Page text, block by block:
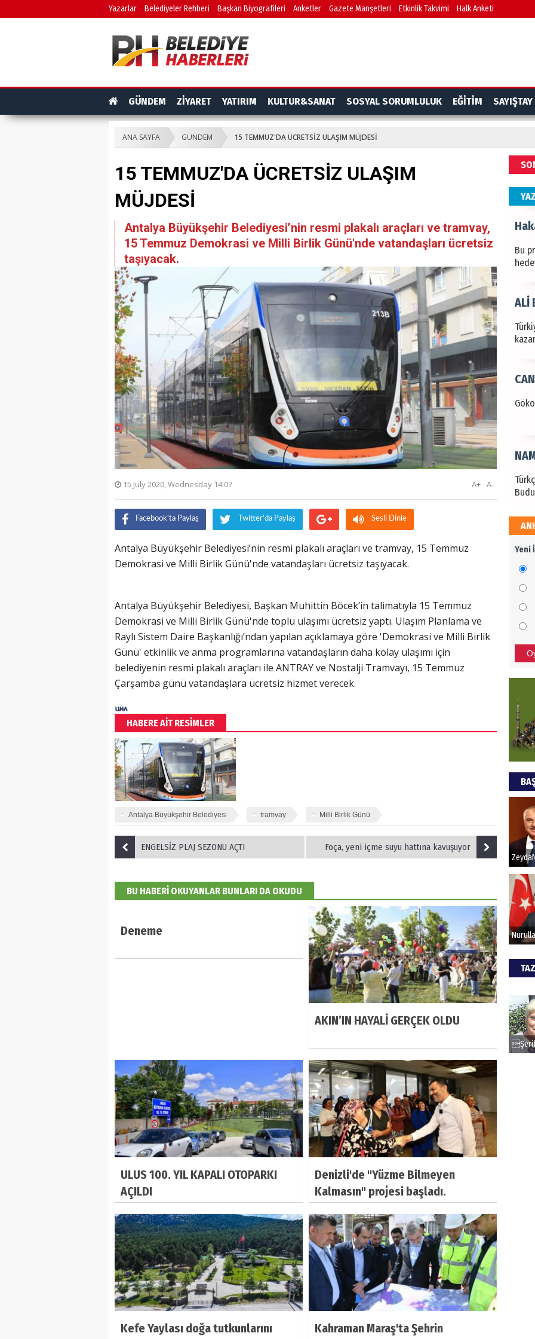
Yazarlar Belediyeler Rehberi Başkan Biyografileri Anketler Gazete Manşetleri Etkinlik Takvimi Halk Anketi
GÜNDEM ZİYARET YATIRIM KULTUR&SANAT SOSYAL SORUMLULUK EĞİTİM SAYIŞTAY
ANA SAYFA GÜNDEM 15 TEMMUZ'DA ÜCRETSİZ ULAŞIM MÜJDESİ
15 TEMMUZ'DA ÜCRETSİZ ULAŞIM
MÜJDESİ
Antalya Büyükşehir Belediyesi’nin resmi plakalı araçları ve tramvay,
15 Temmuz Demokrasi ve Milli Birlik Günü'nde vatandaşları ücretsiz
taşıyacak.
15 July 2020, Wednesday 14:07 A-
A+
Facebook'ta Paylaş Twitter'da Paylaş Sesli Dinle
Antalya Büyükşehir Belediyesi’nin resmi plakalı araçları ve tramvay, 15 Temmuz
Demokrasi ve Milli Birlik Günü'nde vatandaşları ücretsiz taşıyacak.
Antalya Büyükşehir Belediyesi, Başkan Muhittin Böcek’in talimatıyla 15 Temmuz
Demokrasi ve Milli Birlik Günü'nde toplu ulaşımı ücretsiz yaptı. Ulaşım Planlama ve
Raylı Sistem Daire Başkanlığı’ndan yapılan açıklamaya göre 'Demokrasi ve Milli Birlik
Günü' etkinlik ve anma programlarına vatandaşların daha kolay ulaşımı için
belediyenin resmi plakalı araçları ile ANTRAY ve Nostalji Tramvayı, 15 Temmuz
Çarşamba günü vatandaşlara ücretsiz hizmet verecek.
HABERE AİT RESİMLER
Antalya Büyükşehir Belediyesi tramvay Milli Birlik Günü
ENGELSİZ PLAJ SEZONU AÇTI Foça, yeni içme suyu hattına kavuşuyor
BU HABERİ OKUYANLAR BUNLARI DA OKUDU
Deneme
AKIN’IN HAYALİ GERÇEK OLDU
ULUS 100. YIL KAPALI OTOPARKI
AÇILDI
Denizli'de "Yüzme Bilmeyen
Kalmasın" projesi başladı.
Kefe Yaylası doğa tutkunlarını
Kahraman Maraş'ta Şehrin
Bu
ALİ
Bu
Yeni